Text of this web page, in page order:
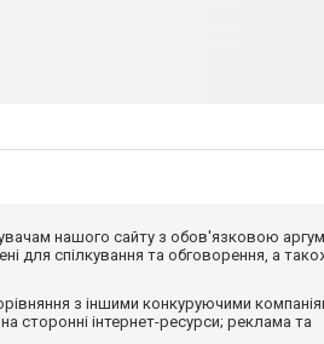
нашого сайту з обов'язковою
для спілкування та обговорення, а
з іншими конкуруючими
сторонні інтернет-ресурси; реклама та